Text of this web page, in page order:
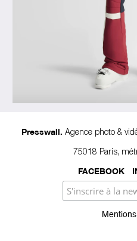
Presswall.
Agence photo &
75018 Paris,
FACEBOOK